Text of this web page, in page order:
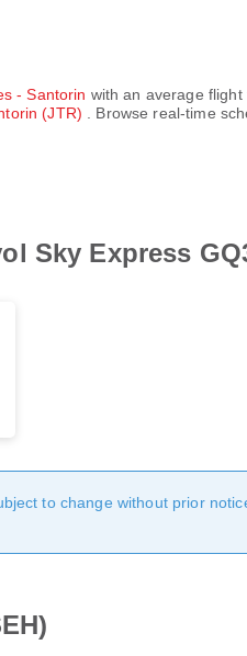
- Santorin with an average flight
(JTR)
. Browse real-time
Sky Express
to change without prior